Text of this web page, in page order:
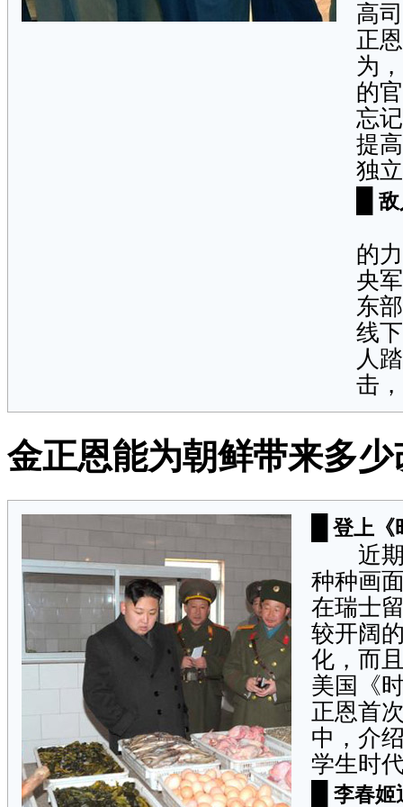
高
正
为
的
忘
提
独
的
央
东
线
人
击
金正恩能为朝鲜带来多少
登上《
近期
种种画
在瑞士
较开阔
化，而
美国《
正恩首
中，介
学生时
李春姬